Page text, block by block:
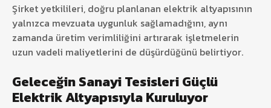
Şirket yetkilileri, doğru planlanan elektrik altyapısının
yalnızca mevzuata uygunluk sağlamadığını, aynı
zamanda üretim verimliliğini artırarak işletmelerin
uzun vadeli maliyetlerini de düşürdüğünü belirtiyor.
Geleceğin Sanayi Tesisleri Güçlü
Elektrik Altyapısıyla Kuruluyor